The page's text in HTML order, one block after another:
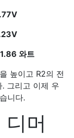
와트
높이고 R2의 전
그리고 이제 우
니다.
머